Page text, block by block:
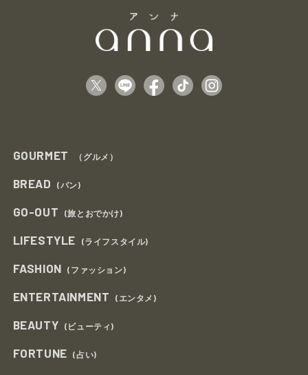
GOURMET （グルメ）
BREAD (パン)
GO-OUT (旅とおでかけ)
LIFESTYLE (ライフスタイル)
FASHION (ファッション)
ENTERTAINMENT (エンタメ)
BEAUTY (ビューティ)
FORTUNE (占い)